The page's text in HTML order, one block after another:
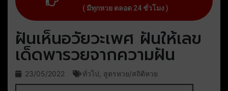
( มีทุกหวย ตลอด 24 ชั่วโมง )
ฝันเห็นอวัยวะเพศ ฝันให้เลข
เด็ดพารวยจากความฝัน
23/05/2022 ทั่วไป สูตรหวย/สถิติหวย